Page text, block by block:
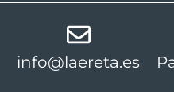
info@laereta.es